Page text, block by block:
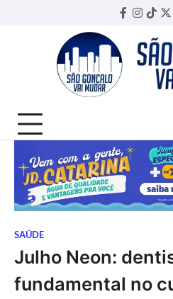
Facebook
SAÚDE
Julho Neon:
fundamental no